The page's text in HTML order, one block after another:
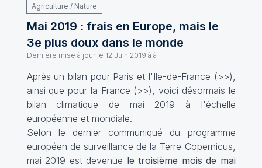
Agriculture / Nature
Mai 2019 : frais en Europe, mais le
3e plus doux dans le monde
Dernière mise à jour le 12 Juin 2019 à à
Après un bilan pour Paris et l'Ile-de-France (>>),
ainsi que pour la France (>>), voici désormais le
bilan climatique de mai 2019 à l'échelle
européenne et mondiale.
Selon le dernier communiqué du programme
européen de surveillance de la Terre Copernicus,
mai 2019 est devenue le troisième mois de mai